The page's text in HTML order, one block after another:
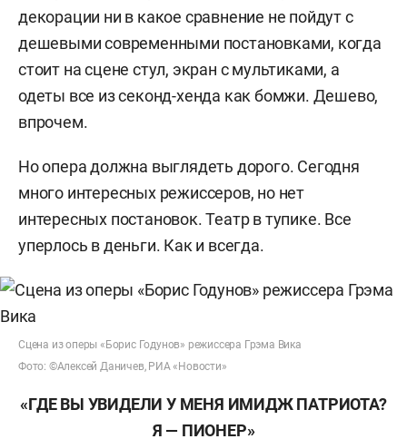
декорации ни в какое сравнение не пойдут с
дешевыми современными постановками, когда
стоит на сцене стул, экран с мультиками, а
одеты все из секонд-хенда как бомжи. Дешево,
впрочем.
Но опера должна выглядеть дорого. Сегодня
много интересных режиссеров, но нет
интересных постановок. Театр в тупике. Все
уперлось в деньги. Как и всегда.
Сцена из оперы «Борис Годунов» режиссера Грэма Вика
Фото: ©Алексей Даничев, РИА «Новости»
«ГДЕ ВЫ УВИДЕЛИ У МЕНЯ ИМИДЖ ПАТРИОТА?
Я — ПИОНЕР»